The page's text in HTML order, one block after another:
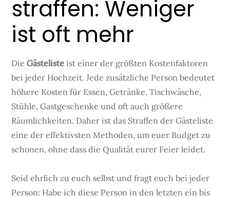
straffen: Weniger
ist oft mehr
DieGästeliste ist einer der größten Kostenfaktoren
bei jeder Hochzeit. Jede zusätzliche Person bedeutet
höhere Kosten für Essen, Getränke, Tischwäsche,
Stühle, Gastgeschenke und oft auch größere
Räumlichkeiten. Daher ist das Straffen der Gästeliste
eine der effektivsten Methoden, um euer Budget zu
schonen, ohne dass die Qualität eurer Feier leidet.
Seid ehrlich zu euch selbst und fragt euch bei jeder
Person: Habe ich diese Person in den letzten ein bis